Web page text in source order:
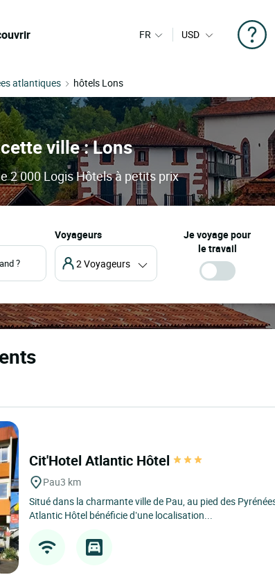
FR USD
atlantiques hôtels Lons
ville : Lons
2 000 Logis Hôtels à petits prix
Voyageurs
2 Voyageurs
Je voyage pour
le travail
Cit'Hotel Atlantic Hôtel
Pau3 km
Situé dans la charmante ville de Pau, au pied des
Atlantic Hôtel bénéficie d’une localisation...